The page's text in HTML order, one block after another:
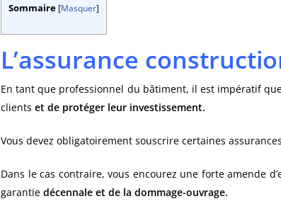
Sommaire [Masquer]
L’assurance
En tant que professionnel du bâtiment, il est impératif
clients et de protéger leur investissement.
Vous devez obligatoirement souscrire certaines
Dans le cas contraire, vous encourez une forte amende
garantie décennale et de la dommage-ouvrage.